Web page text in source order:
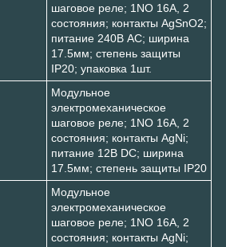
шаговое реле; 1NO 16А, 2
состояния; контакты AgSnO2;
питание 240В АC; ширина
17.5мм; степень защиты
IP20; упаковка 1шт.
Модульное
электромеханическое
шаговое реле; 1NO 16А, 2
состояния; контакты AgNi;
питание 12В DC; ширина
17.5мм; степень защиты IP20
Модульное
электромеханическое
шаговое реле; 1NO 16А, 2
состояния; контакты AgNi;